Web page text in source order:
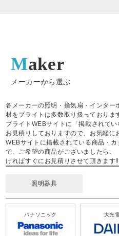
Maker
メーカーから選ぶ
各メーカーの照明・換気扇・インター
材をブライトは多数取り扱っておりま
ブライトWEBサイトに「掲載されて
お見積りしておりますので、お気軽に
WEBサイトに掲載されている商品・
で、ご希望の商品がございましたら、
ければすぐにお見積りさせて頂きます‼
照明器具
パナソニック 大光